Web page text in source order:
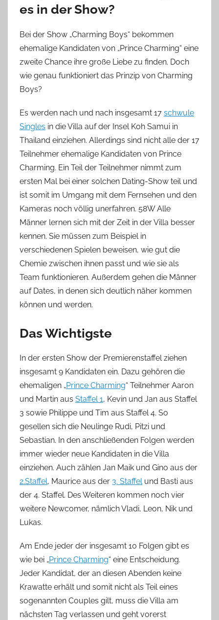
es in der Show?
Bei der Show „Charming Boys“ bekommen
ehemalige Kandidaten von „Prince Charming“ eine
zweite Chance ihre große Liebe zu finden. Doch
wie genau funktioniert das Prinzip von Charming
Boys?
Es werden nach und nach insgesamt 17 schwule
Singles in die Villa auf der Insel Koh Samui in
Thailand einziehen. Allerdings sind nicht alle der 17
Teilnehmer ehemalige Kandidaten von Prince
Charming. Ein Teil der Teilnehmer nimmt zum
ersten Mal bei einer solchen Dating-Show teil und
ist somit im Umgang mit dem Fernsehen und den
Kameras noch völlig unerfahren. 58W Alle
Männer lernen sich mit der Zeit in der Villa besser
kennen. Sie müssen zum Beispiel in
verschiedenen Spielen beweisen, wie gut die
Chemie zwischen ihnen passt und wie sie als
Team funktionieren. Außerdem gehen die Männer
auf Dates, in denen sich deutlich näher kommen
können und werden.
Das Wichtigste
In der ersten Show der Premierenstaffel ziehen
insgesamt 9 Kandidaten ein. Dazu gehören die
ehemaligen „Prince Charming“ Teilnehmer Aaron
und Martin aus Staffel 1, Kevin und Jan aus Staffel
3 sowie Philippe und Tim aus Staffel 4. So
gesellen sich die Neulinge Rudi, Pitzi und
Sebastian. In den anschließenden Folgen werden
immer wieder neue Kandidaten in die Villa
einziehen. Auch zählen Jan Maik und Gino aus der
2.Staffel, Maurice aus der 3. Staffelund Basti aus
der 4. Staffel. Des Weiteren kommen noch vier
weitere Newcomer, nämlich Vladi, Leon, Nik und
Lukas.
Am Ende jeder der insgesamt 10 Folgen gibt es
wie bei „Prince Charming“ eine Entscheidung.
Jeder Kandidat, der an diesen Abenden keine
Krawatte erhält und somit nicht als Teil eines
sogenannten Couples gilt, muss die Villa am
nächsten Tag verlassen und geht vorerst